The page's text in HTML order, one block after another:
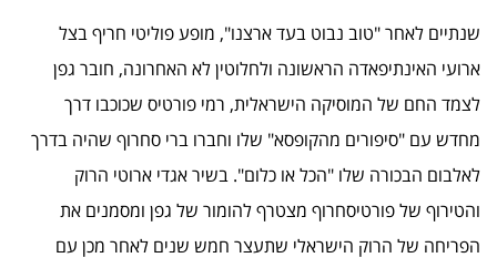
שנתיים לאחר "טוב נבוט בעד ארצנו", מופע פוליטי חריף בצל
ארועי האינתיפאדה הראשונה ולחלוטין לא האחרונה, חובר גפן
לצמד החם של המוסיקה הישראלית, רמי פורטיס שכוכבו דרך
מחדש עם "סיפורים מהקופסא" שלו וחברו ברי סחרוף שהיה בדרך
לאלבום הבכורה שלו "הכל או כלום". בשיר אגדי ארוטי הרוק
והטירוף של פורטיסחרוף מצטרף להומור של גפן ומסמנים את
הפריחה של הרוק הישראלי שתעצר חמש שנים לאחר מכן עם